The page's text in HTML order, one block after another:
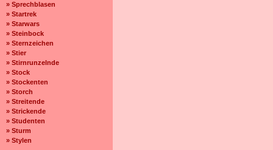
» Sprechblasen
» Startrek
» Starwars
» Steinbock
» Sternzeichen
» Stier
» Stirnrunzelnde
» Stock
» Stockenten
» Storch
» Streitende
» Strickende
» Studenten
» Sturm
» Stylen